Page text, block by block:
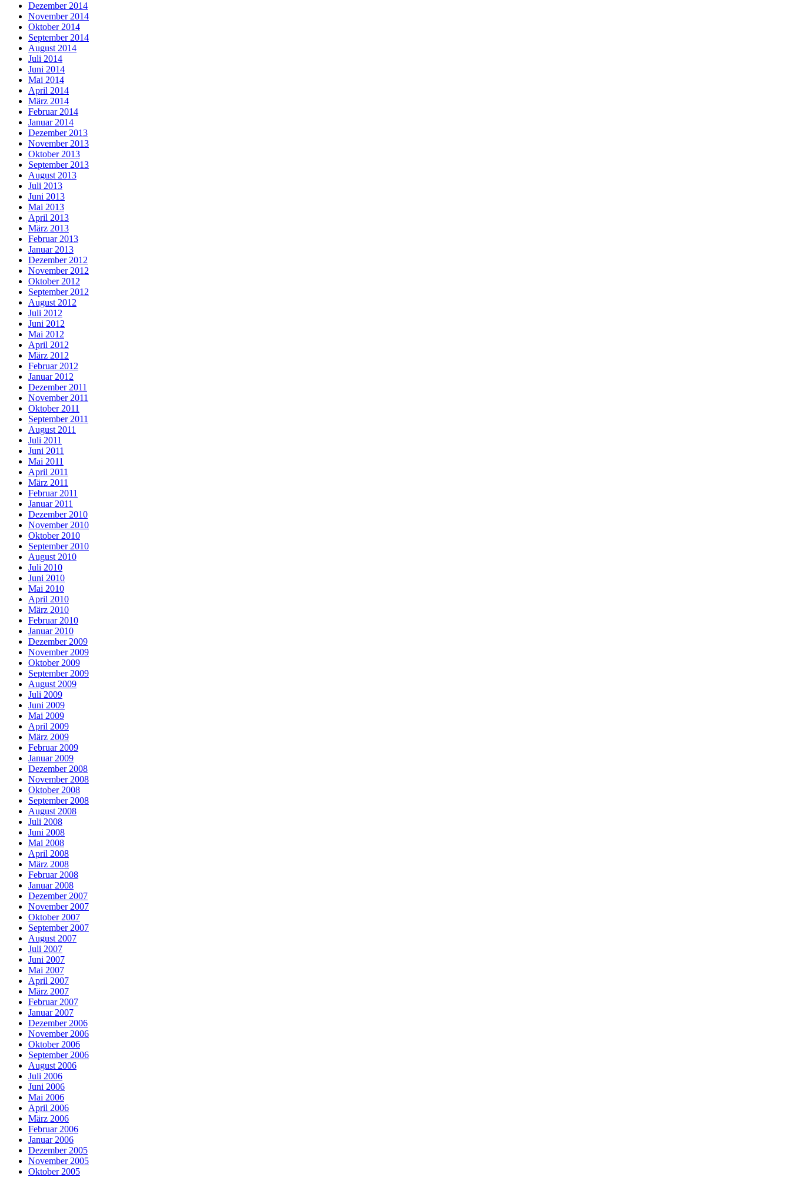
Dezember 2014
November 2014
Oktober 2014
September 2014
August 2014
Juli 2014
Juni 2014
Mai 2014
April 2014
März 2014
Februar 2014
Januar 2014
Dezember 2013
November 2013
Oktober 2013
September 2013
August 2013
Juli 2013
Juni 2013
Mai 2013
April 2013
März 2013
Februar 2013
Januar 2013
Dezember 2012
November 2012
Oktober 2012
September 2012
August 2012
Juli 2012
Juni 2012
Mai 2012
April 2012
März 2012
Februar 2012
Januar 2012
Dezember 2011
November 2011
Oktober 2011
September 2011
August 2011
Juli 2011
Juni 2011
Mai 2011
April 2011
März 2011
Februar 2011
Januar 2011
Dezember 2010
November 2010
Oktober 2010
September 2010
August 2010
Juli 2010
Juni 2010
Mai 2010
April 2010
März 2010
Februar 2010
Januar 2010
Dezember 2009
November 2009
Oktober 2009
September 2009
August 2009
Juli 2009
Juni 2009
Mai 2009
April 2009
März 2009
Februar 2009
Januar 2009
Dezember 2008
November 2008
Oktober 2008
September 2008
August 2008
Juli 2008
Juni 2008
Mai 2008
April 2008
März 2008
Februar 2008
Januar 2008
Dezember 2007
November 2007
Oktober 2007
September 2007
August 2007
Juli 2007
Juni 2007
Mai 2007
April 2007
März 2007
Februar 2007
Januar 2007
Dezember 2006
November 2006
Oktober 2006
September 2006
August 2006
Juli 2006
Juni 2006
Mai 2006
April 2006
März 2006
Februar 2006
Januar 2006
Dezember 2005
November 2005
Oktober 2005